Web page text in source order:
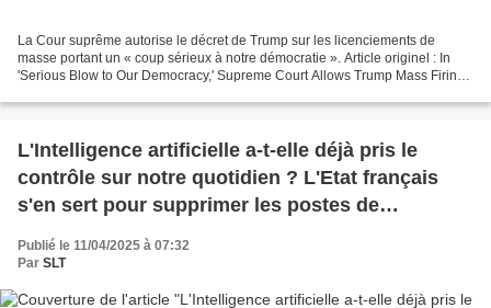
La Cour suprême autorise le décret de Trump sur les licenciements de
masse portant un « coup sérieux à notre démocratie ». Article originel : In
'Serious Blow to Our Democracy,' Supreme Court Allows Trump Mass Firing
L'Intelligence artificielle a-t-elle déjà pris le
contrôle sur notre quotidien ? L'Etat français
s'en sert pour supprimer les postes de
fonctionnaires... (France 2)
Publié le 11/04/2025 à 07:32
Par SLT